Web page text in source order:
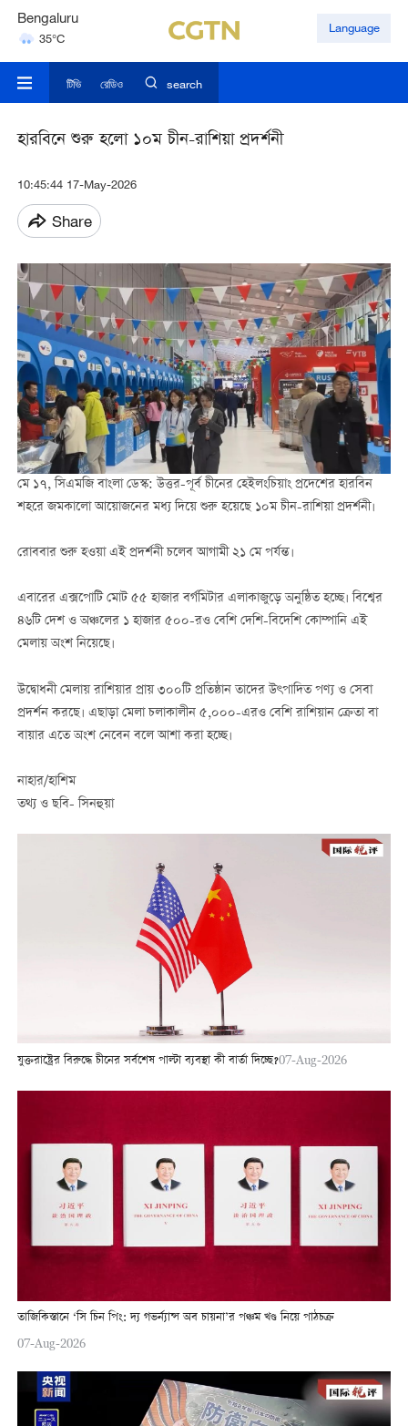
Bengaluru
35°C
Hyderabad
Language
টিভি রেডিও search
হারবিনে শুরু হলো ১০ম চীন-রাশিয়া প্রদর্শনী
10:45:44 17-May-2026
Share
মে ১৭, সিএমজি বাংলা ডেস্ক: উত্তর-পূর্ব চীনের হেইলংচিয়াং প্রদেশের হারবিন
শহরে জমকালো আয়োজনের মধ্য দিয়ে শুরু হয়েছে ১০ম চীন-রাশিয়া প্রদর্শনী।
রোববার শুরু হওয়া এই প্রদর্শনী চলেব আগামী ২১ মে পর্যন্ত।
এবারের এক্সপোটি মোট ৫৫ হাজার বর্গমিটার এলাকাজুড়ে অনুষ্ঠিত হচ্ছে। বিশ্বের
৪৬টি দেশ ও অঞ্চলের ১ হাজার ৫০০-রও বেশি দেশি-বিদেশি কোম্পানি এই
মেলায় অংশ নিয়েছে।
উদ্বোধনী মেলায় রাশিয়ার প্রায় ৩০০টি প্রতিষ্ঠান তাদের উৎপাদিত পণ্য ও সেবা
প্রদর্শন করছে। এছাড়া মেলা চলাকালীন ৫,০০০-এরও বেশি রাশিয়ান ক্রেতা বা
বায়ার এতে অংশ নেবেন বলে আশা করা হচ্ছে।
নাহার/হাশিম
তথ্য ও ছবি- সিনহুয়া
যুক্তরাষ্ট্রের বিরুদ্ধে চীনের সর্বশেষ পাল্টা ব্যবস্থা কী বার্তা দিচ্ছে?07-Aug-2026
তাজিকিস্তানে ‘সি চিন পিং: দ্য গভর্ন্যান্স অব চায়না’র পঞ্চম খণ্ড নিয়ে পাঠচক্র
07-Aug-2026